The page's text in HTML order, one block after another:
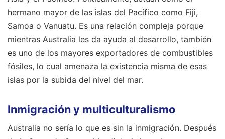
hermano mayor de las islas del Pacífico como Fiji,
Samoa o Vanuatu. Es una relación compleja porque
mientras Australia les da ayuda al desarrollo, también
es uno de los mayores exportadores de combustibles
fósiles, lo cual amenaza la existencia misma de esas
islas por la subida del nivel del mar.
Inmigración y multiculturalismo
Australia no sería lo que es sin la inmigración. Después